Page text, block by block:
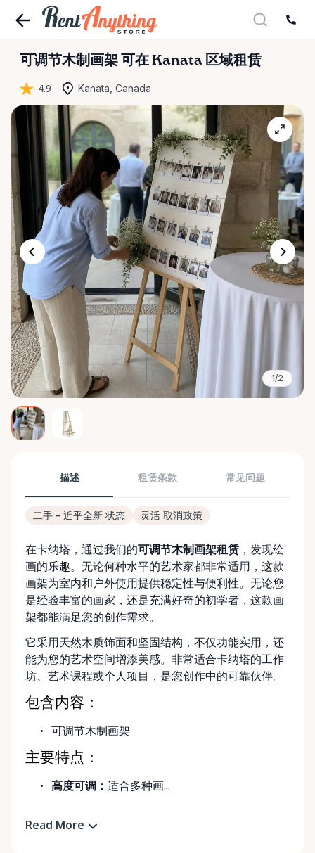
可调节木制画架 可在 Kanata 区域租赁
4.9 Kanata, Canada
1/2
描述 租赁条款 常见问题
二手 - 近乎全新 状态 灵活 取消政策
在卡纳塔，通过我们的可调节木制画架租赁 ，发现绘
画的乐趣。无论何种水平的艺术家都非常适用，这款
画架为室内和户外使用提供稳定性与便利性。无论您
是经验丰富的画家，还是充满好奇的初学者，这款画
架都能满足您的创作需求。
它采用天然木质饰面和坚固结构，不仅功能实用，还
能为您的艺术空间增添美感。非常适合卡纳塔的工作
坊、艺术课程或个人项目，是您创作中的可靠伙伴。
包含内容：
可调节木制画架
主要特点：
高度可调：适合多种画...
Read More